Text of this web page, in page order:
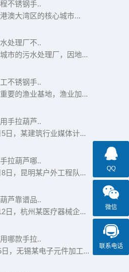
不锈钢手..
澳大湾区的核心城市...
处理厂不..
市的污水处理厂，因地...
不锈钢手..
要的渔业基地，渔业加...
手拉葫芦..
5日，某建筑行业媒体计...
拉葫芦哪..
8日，昆明某户外工程队...
芦靠谱品..
日，杭州某医疗器械企...
哪款手拉..
日，无锡某电子元件加工...
QQ
微信
联系电话